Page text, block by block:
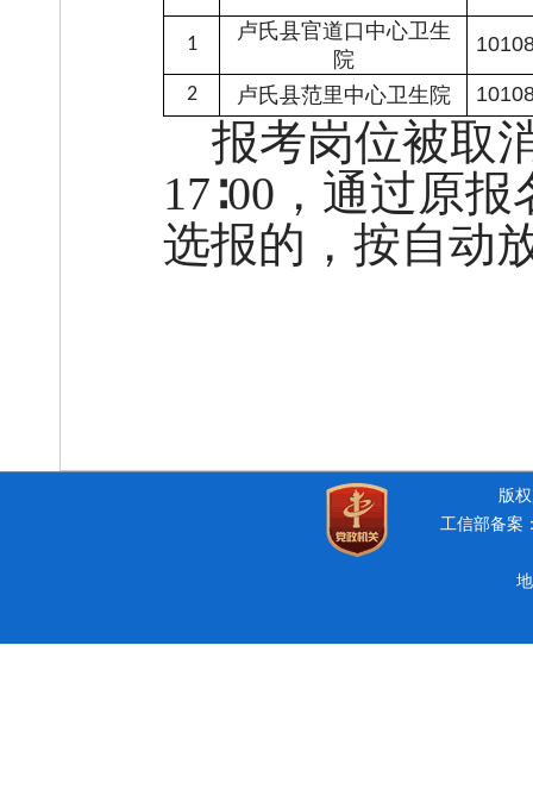
1
卢氏县官道口中心卫生
院
2 卢氏县范里中心卫生院
报考岗位被取
17∶00，通过原
选报的，按自动
版
工信部备案